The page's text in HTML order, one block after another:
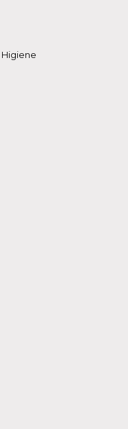
Higiene